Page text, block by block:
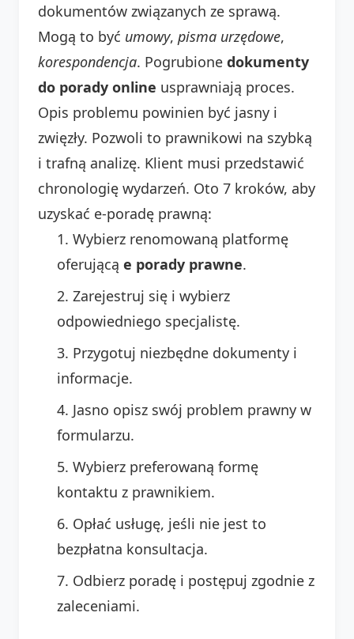
dokumentów związanych ze sprawą.
Mogą to być umowy, pisma urzędowe,
korespondencja. Pogrubione dokumenty
do porady online usprawniają proces.
Opis problemu powinien być jasny i
zwięzły. Pozwoli to prawnikowi na szybką
i trafną analizę. Klient musi przedstawić
chronologię wydarzeń. Oto 7 kroków, aby
uzyskać e-poradę prawną:
Wybierz renomowaną platformę
oferującą e porady prawne.
Zarejestruj się i wybierz
odpowiedniego specjalistę.
Przygotuj niezbędne dokumenty i
informacje.
Jasno opisz swój problem prawny w
formularzu.
Wybierz preferowaną formę
kontaktu z prawnikiem.
Opłać usługę, jeśli nie jest to
bezpłatna konsultacja.
Odbierz poradę i postępuj zgodnie z
zaleceniami.